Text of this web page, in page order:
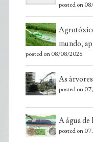
posted on
mundo,
posted on 08/08/2026
As
posted on
A água de
posted on